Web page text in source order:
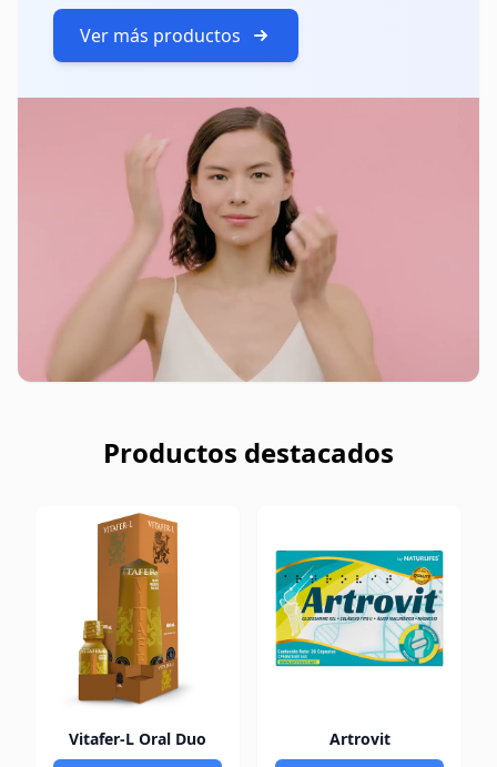
Ver más productos
Productos destacados
Vitafer-L Oral Duo
Artrovit